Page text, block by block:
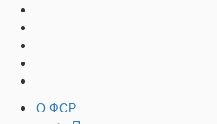
Наверх
Социальные
кнопки
Верхнее
О ФСР